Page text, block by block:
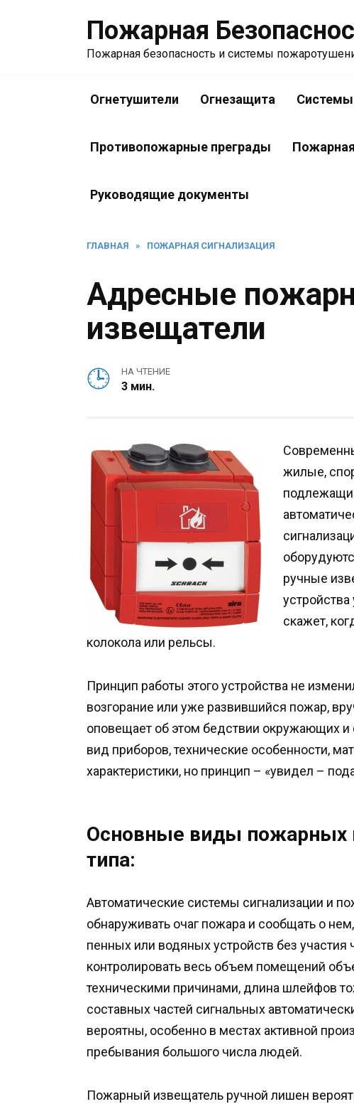
Пожарная
Пожарная безопасность и системы
Огнетушители Огнезащита
Противопожарные преграды
Руководящие документы
ГЛАВНАЯ » ПОЖАРНАЯ СИГНАЛИЗАЦИЯ
Адресные
извещатели
НА ЧТЕНИЕ
3 мин.
жилые,
ручные
устройства
скажет,
колокола или рельсы.
Принцип работы этого устройства не
возгорание или уже развившийся пожар,
оповещает об этом бедствии окружающих
вид приборов, технические особенности,
характеристики, но принцип – «увидел –
Основные виды пожарных
типа:
Автоматические системы сигнализации и
обнаруживать очаг пожара и сообщать о
пенных или водяных устройств без участия
контролировать весь объем помещений
техническими причинами, длина шлейфов
составных частей сигнальных
вероятны, особенно в местах активной
пребывания большого числа людей.
Пожарный извещатель ручной лишен